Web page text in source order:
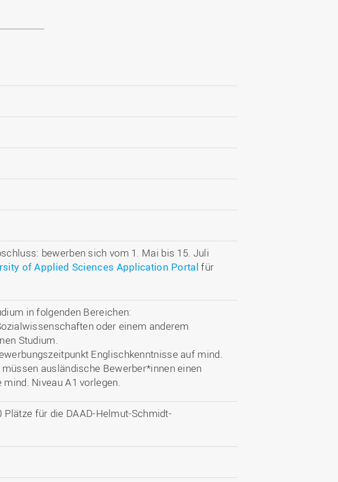
bewerben sich vom 1. Mai bis 15. Juli
of Applied Sciences Application Portal für
in folgenden Bereichen:
oder einem anderem
Studium.
Englischkenntnisse auf mind.
ausländische Bewerber*innen einen
Niveau A1 vorlegen.
Plätze für die DAAD-Helmut-Schmidt-